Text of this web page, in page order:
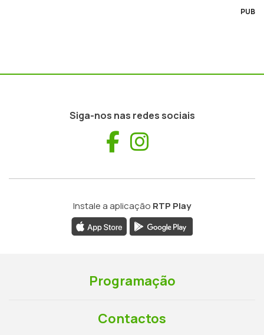
PUB
Siga-nos nas redes sociais
Facebook
Instale a aplicação RTP Play
Programação
Contactos